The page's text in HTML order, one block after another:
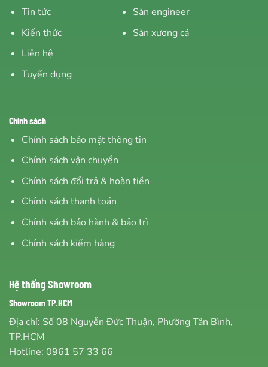
Tin tức
Kiến thức
Liên hệ
Tuyển dụng
Sàn engineer
Sàn xương cá
Chính sách
Chính sách bảo mật thông tin
Chính sách vận chuyển
Chính sách đổi trả & hoàn tiền
Chính sách thanh toán
Chính sách bảo hành & bảo trì
Chính sách kiểm hàng
Hệ thống Showroom
Showroom TP.HCM
Địa chỉ: Số 08 Nguyễn Đức Thuận, Phường Tân Bình,
TP.HCM
Hotline: 0961 57 33 66